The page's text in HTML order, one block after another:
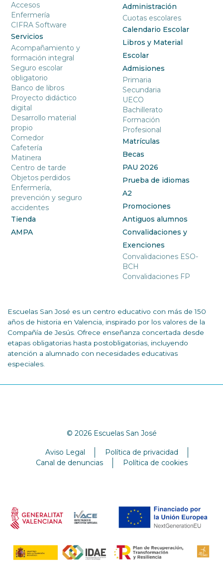
Accesos
Enfermería
CIFRA Software
Servicios
Acompañamiento y
formación integral
Seguro escolar
obligatorio
Banco de libros
Proyecto didáctico
digital
Desarrollo material
propio
Comedor
Cafetería
Matinera
Centro de tarde
Objetos perdidos
Enfermería,
prevención y seguro
accidentes
Tienda
AMPA
Administración
Cuotas escolares
Calendario Escolar
Libros y Material
Escolar
Admisiones
Primaria
Secundaria
UECO
Bachillerato
Formación
Profesional
Matrículas
Becas
PAU 2026
Prueba de idiomas
A2
Promociones
Antiguos alumnos
Convalidaciones y
Exenciones
Convalidaciones ESO-
BCH
Convalidaciones FP
Escuelas San José es un centro educativo con más de 150
años de historia en Valencia, inspirado por los valores de la
Compañía de Jesús. Ofrece enseñanza concertada desde
etapas obligatorias hasta postobligatorias, incluyendo
atención a alumnado con necesidades educativas
especiales.
© 2026 Escuelas San José
Aviso Legal
Política de privacidad
Canal de denuncias
Política de cookies